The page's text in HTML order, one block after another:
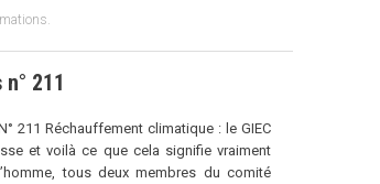
211
211 Réchauffement climatique : le GIEC
et voilà ce que cela signifie vraiment
tous deux membres du comité